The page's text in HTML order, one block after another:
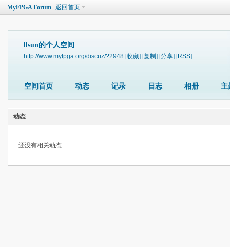
MyFPGA Forum 返回首页
llsun的个人空间
http://www.myfpga.org/discuz/?2948 [收藏] [复制] [分享] [RSS]
空间首页 动态 记录 日志 相册 主
动态
还没有相关动态